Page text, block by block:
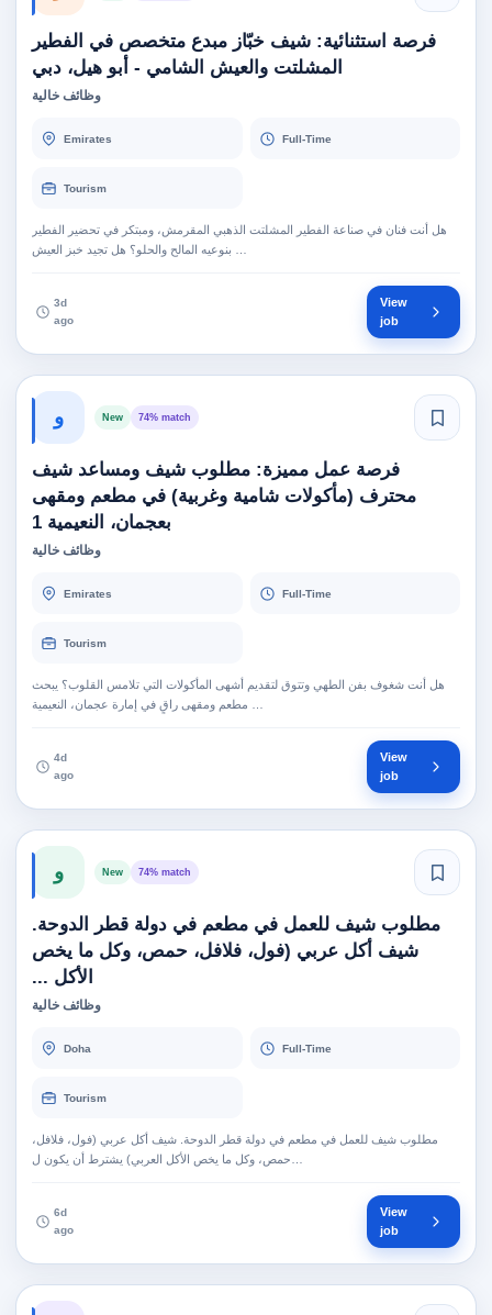
فرصة استثنائية: شيف خبّاز مبدع متخصص في الفطير
المشلتت والعيش الشامي - أبو هيل، دبي
وظائف خالية
Emirates Full-Time
Tourism
هل أنت فنان في صناعة الفطير المشلتت الذهبي المقرمش، ومبتكر في تحضير الفطير
3d
ago
View
job
و New 74% match
فرصة عمل مميزة: مطلوب شيف ومساعد شيف
محترف (مأكولات شامية وغربية) في مطعم ومقهى
بعجمان، النعيمية 1
وظائف خالية
Emirates Full-Time
Tourism
هل أنت شغوف بفن الطهي وتتوق لتقديم أشهى المأكولات التي تلامس القلوب؟ يبحث
4d
ago
View
job
و New 74% match
مطلوب شيف للعمل في مطعم في دولة قطر الدوحة.
شيف أكل عربي (فول، فلافل، حمص، وكل ما يخص
الأكل ...
وظائف خالية
Doha Full-Time
Tourism
مطلوب شيف للعمل في مطعم في دولة قطر الدوحة. شيف أكل عربي (فول، فلافل،
6d
ago
View
job